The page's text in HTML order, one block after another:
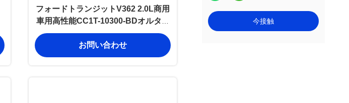
今接触
フォードトランジットV362 2.0L商用
車用高性能CC1T-10300-BDオルタネ
ーター
お問い合わせ